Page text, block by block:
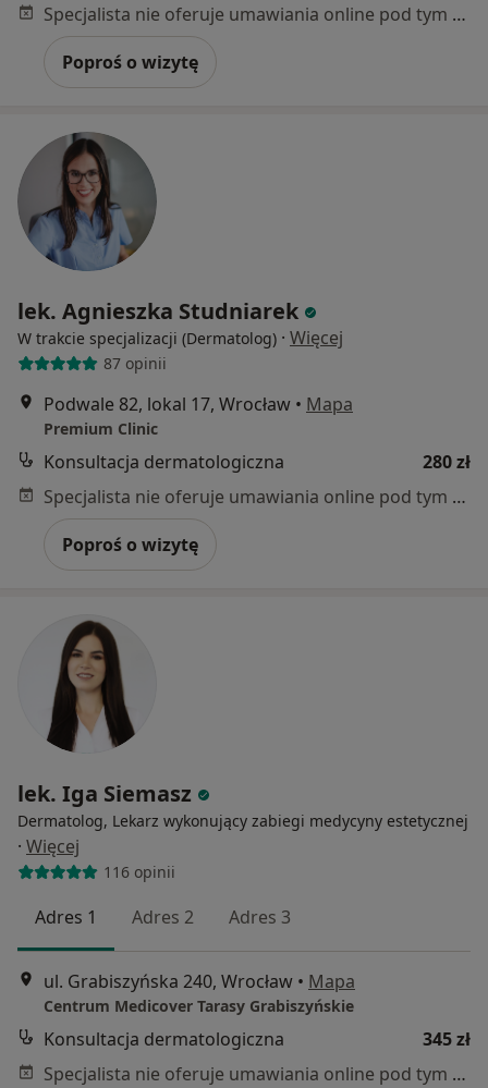
Specjalista nie oferuje umawiania online pod tym adresem.
Poproś o wizytę
lek. Agnieszka Studniarek
W trakcie specjalizacji (Dermatolog) · Więcej
87 opinii
Podwale 82, lokal 17, Wrocław • Mapa
Premium Clinic
Konsultacja dermatologiczna
280 zł
Specjalista nie oferuje umawiania online pod tym adresem.
Poproś o wizytę
lek. Iga Siemasz
Dermatolog, Lekarz wykonujący zabiegi medycyny estetycznej
· Więcej
116 opinii
Adres 1 Adres 2 Adres 3
ul. Grabiszyńska 240, Wrocław • Mapa
Centrum Medicover Tarasy Grabiszyńskie
Konsultacja dermatologiczna
345 zł
Specjalista nie oferuje umawiania online pod tym adresem.